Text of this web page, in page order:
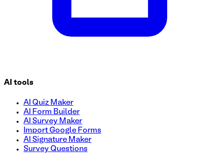
AI tools
AI Quiz Maker
AI Form Builder
AI Survey Maker
Import Google Forms
AI Signature Maker
Survey Questions